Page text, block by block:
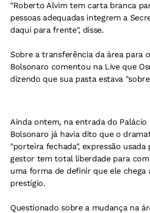
"Roberto Alvim tem carta branca
pessoas adequadas integrem a
daqui para frente", disse.
Sobre a transferência da área para
Bolsonaro comentou na Live que
dizendo que sua pasta estava
Ainda ontem, na entrada do Palácio
Bolsonaro já havia dito que o
"porteira fechada", expressão
gestor tem total liberdade para
uma forma de definir que ele chega
prestígio.
Questionado sobre a mudança na